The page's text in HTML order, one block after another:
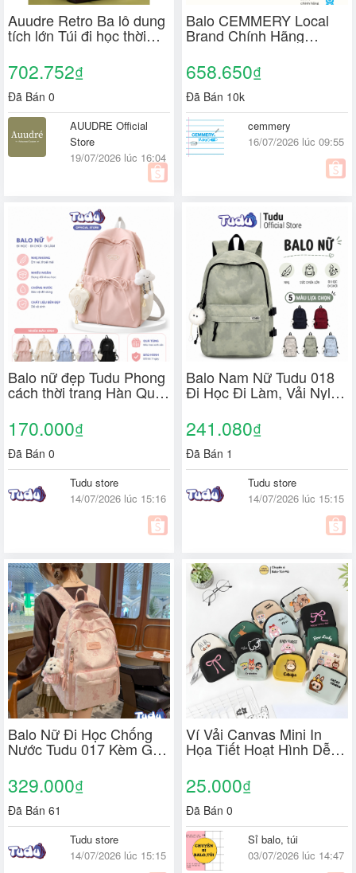
Auudre Retro Ba lô dung
tích lớn Túi đi học thời
trang dành cho nữ
702.752₫
Đã Bán 0
AUUDRE Official
Store
19/07/2026 lúc 16:04
Balo CEMMERY Local
Brand Chính Hãng
Premium Backpack Chất
Da PVC Đựng Được 14
Inch Nhiều Ngăn Tiện Lợi
2 Màu
658.650₫
Đã Bán 10k
cemmery
16/07/2026 lúc 09:55
Balo nữ đẹp Tudu Phong
cách thời trang Hàn Quốc
đơn giản màu trơn, Ba Lô
Đi Học vải chống nước
CN014
170.000₫
Đã Bán 0
Tudu store
14/07/2026 lúc 15:16
Balo Nam Nữ Tudu 018
Đi Học Đi Làm, Vải Nylon
Nhẹ, Nhiều Ngăn, Ba lô
phong cách Hàn Quốc
241.080₫
Đã Bán 1
Tudu store
14/07/2026 lúc 15:15
Balo Nữ Đi Học Chống
Nước Tudu 017 Kèm Gấu
14 Inch Hàn Quốc Nhẹ
Đẹp Đi Chơi
329.000₫
Đã Bán 61
Tudu store
14/07/2026 lúc 15:15
Ví Vải Canvas Mini In
Họa Tiết Hoạt Hình Dễ
Thương Có Khóa Kéo
Đựng Thẻ Son Môi Chìa
Khoá Tiện Dụng Cho Nữ
25.000₫
Đã Bán 0
Sỉ balo, túi
03/07/2026 lúc 14:47